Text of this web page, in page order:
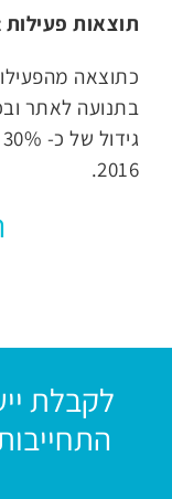
תוצאות פעילות Digital Point –
כתוצאה
בתנועה לאתר
2016.
לקבלת